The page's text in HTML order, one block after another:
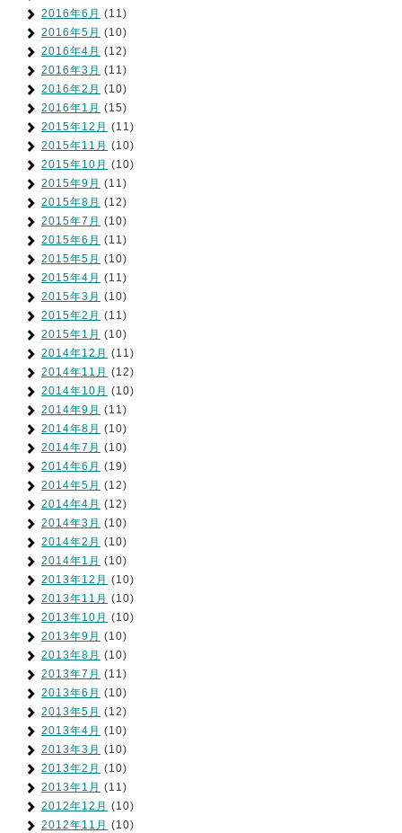
2016年6月 (11)
2016年5月 (10)
2016年4月 (12)
2016年3月 (11)
2016年2月 (10)
2016年1月 (15)
2015年12月 (11)
2015年11月 (10)
2015年10月 (10)
2015年9月 (11)
2015年8月 (12)
2015年7月 (10)
2015年6月 (11)
2015年5月 (10)
2015年4月 (11)
2015年3月 (10)
2015年2月 (11)
2015年1月 (10)
2014年12月 (11)
2014年11月 (12)
2014年10月 (10)
2014年9月 (11)
2014年8月 (10)
2014年7月 (10)
2014年6月 (19)
2014年5月 (12)
2014年4月 (12)
2014年3月 (10)
2014年2月 (10)
2014年1月 (10)
2013年12月 (10)
2013年11月 (10)
2013年10月 (10)
2013年9月 (10)
2013年8月 (10)
2013年7月 (11)
2013年6月 (10)
2013年5月 (12)
2013年4月 (10)
2013年3月 (10)
2013年2月 (10)
2013年1月 (11)
2012年12月 (10)
2012年11月 (10)